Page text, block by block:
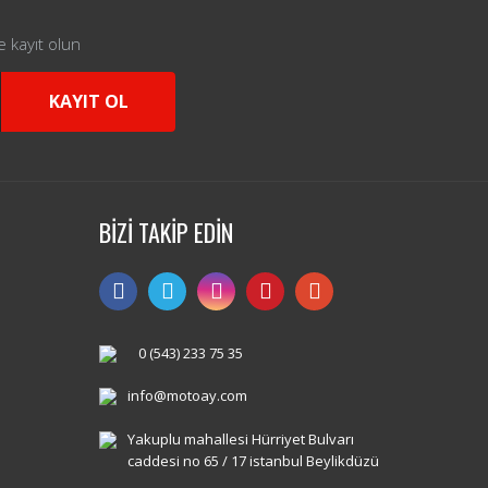
kayıt olun
KAYIT OL
BİZİ TAKİP EDİN
0 (543) 233 75 35
info@motoay.com
Yakuplu mahallesi Hürriyet Bulvarı
caddesi no 65 / 17 istanbul Beylikdüzü